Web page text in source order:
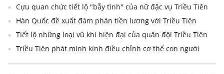
Cựu quan chức tiết lộ "bẫy tình" của nữ đặc vụ Triều Tiên
Hàn Quốc đề xuất đàm phán tiền lương với Triều Tiên
Tiết lộ những loại vũ khí hiện đại của quân đội Triều Tiên
Triều Tiên phát minh kính điều chỉnh cơ thể con người